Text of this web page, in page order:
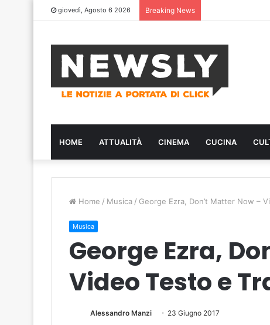
giovedì, Agosto 6 2026 Breaking News
HOME ATTUALITÀ CINEMA CUCINA
Home / Musica / George Ezra, Don’t Matter Now –
Musica
George Ezra,
Video Testo e
Alessandro Manzi 23 Giugno 2017